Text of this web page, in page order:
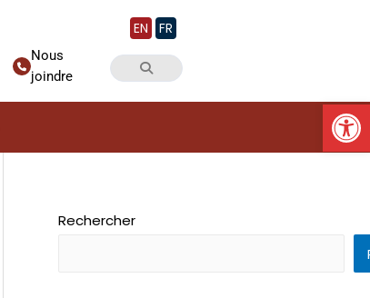
EN
FR
Nous
joindre
Rechercher